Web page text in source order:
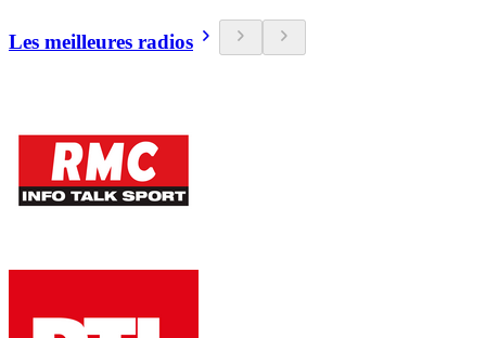
Les meilleures radios